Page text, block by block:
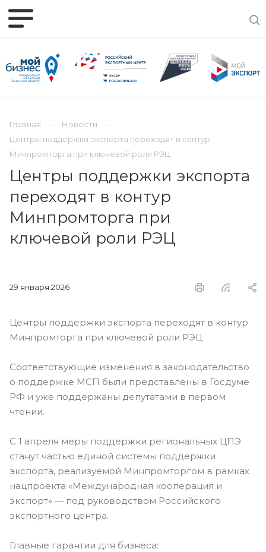
Главная
Новости
Центры поддержки экспорта переходят в контур
Минпромторга при ключевой роли РЭЦ
Центры поддержки экспорта
переходят в контур
Минпромторга при
ключевой роли РЭЦ
29 января 2026
Центры поддержки экспорта переходят в контур
Минпромторга при ключевой роли РЭЦ
Соответствующие изменения в законодательство
о поддержке МСП были представлены в Госдуме
РФ и уже поддержаны депутатами в первом
чтении.
С 1 апреля меры поддержки региональных ЦПЭ
станут частью единой системы поддержки
экспорта, реализуемой Минпромторгом в рамках
нацпроекта «Международная кооперация и
экспорт» — под руководством Российского
экспортного центра.
Главные гарантии для бизнеса: